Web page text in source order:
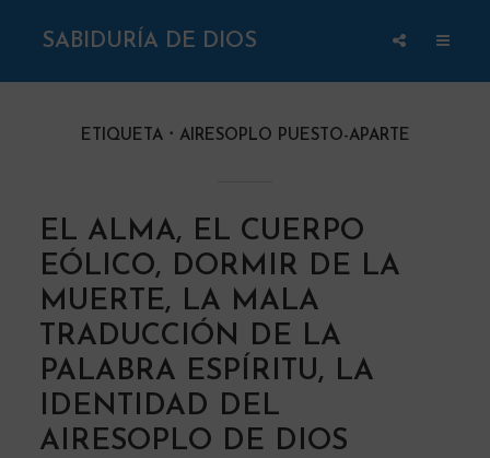
SABIDURÍA DE DIOS
ETIQUETA AIRESOPLO PUESTO-APARTE
EL ALMA, EL CUERPO
EÓLICO, DORMIR DE LA
MUERTE, LA MALA
TRADUCCIÓN DE LA
PALABRA ESPÍRITU, LA
IDENTIDAD DEL
AIRESOPLO DE DIOS